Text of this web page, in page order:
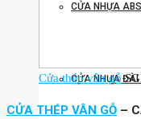
CỬA NHỰA
CỬA NHỰA ĐÀI
Cửa thép vân gỗ
CỬA THÉP VÂN GỖ –